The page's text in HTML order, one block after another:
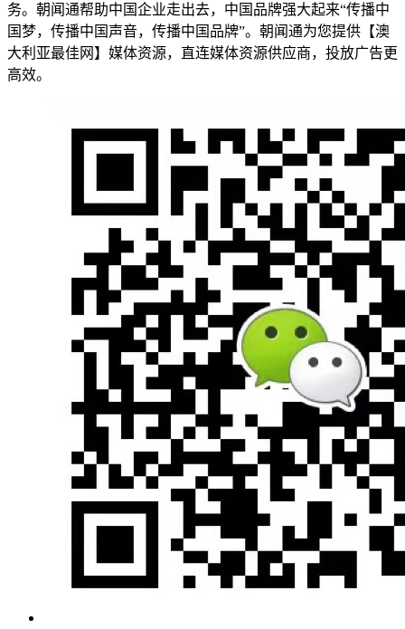
务。朝闻通帮助中国企业走出去，中国品牌强大起来“传播中
国梦，传播中国声音，传播中国品牌”。朝闻通为您提供【澳
大利亚最佳网】媒体资源，直连媒体资源供应商，投放广告更
高效。